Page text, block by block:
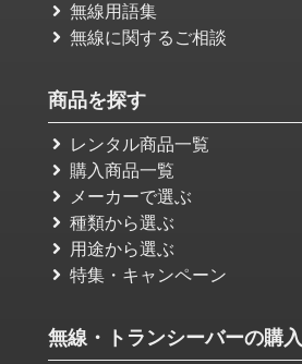
無線用語集
無線に関するご相談
商品を探す
レンタル商品一覧
購入商品一覧
メーカーで選ぶ
種類から選ぶ
用途から選ぶ
特集・キャンペーン
無線・トランシーバーの購入